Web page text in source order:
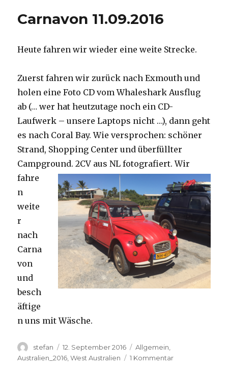
Carnavon 11.09.2016
Heute fahren wir wieder eine weite Strecke.
Zuerst fahren wir zurück nach Exmouth und
holen eine Foto CD vom Whaleshark Ausflug
ab (… wer hat heutzutage noch ein CD-
Laufwerk – unsere Laptops nicht …), dann geht
es nach Coral Bay. Wie versprochen: schöner
Strand, Shopping Center und überfüllter
Campground.2CV aus NL fotografiert. Wir
fahre
n
weite
r
nach
Carna
von
und
besch
äftige
n uns mit Wäsche.
Autor
stefan
Veröffentlicht
am
12. September 2016 Kategorien
Allgemein
Australien_2016 ,West Australien 1 Kommentarzu